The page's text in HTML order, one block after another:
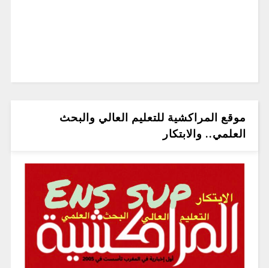
موقع المراكشية للتعليم العالي والبحث
العلمي.. والابتكار